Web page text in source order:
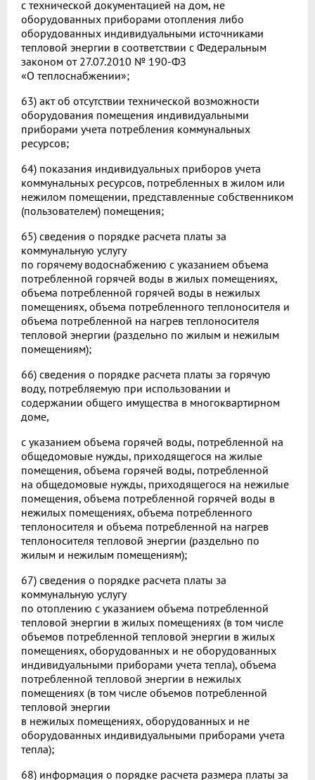
с технической документацией на дом, не
оборудованных приборами отопления либо
оборудованных индивидуальными источниками
тепловой энергии в соответствии с Федеральным
законом от 27.07.2010 № 190-ФЗ
«О теплоснабжении»;
63) акт об отсутствии технической возможности
оборудования помещения индивидуальными
приборами учета потребления коммунальных
ресурсов;
64) показания индивидуальных приборов учета
коммунальных ресурсов, потребленных в жилом или
нежилом помещении, представленные собственником
(пользователем) помещения;
65) сведения о порядке расчета платы за
коммунальную услугу
по горячему водоснабжению с указанием объема
потребленной горячей воды в жилых помещениях,
объема потребленной горячей воды в нежилых
помещениях, объема потребленного теплоносителя и
объема потребленной на нагрев теплоносителя
тепловой энергии (раздельно по жилым и нежилым
помещениям);
66) сведения о порядке расчета платы за горячую
воду, потребляемую при использовании и
содержании общего имущества в многоквартирном
доме,
с указанием объема горячей воды, потребленной на
общедомовые нужды, приходящегося на жилые
помещения, объема горячей воды, потребленной
на общедомовые нужды, приходящегося на нежилые
помещения, объема потребленной горячей воды в
нежилых помещениях, объема потребленного
теплоносителя и объема потребленной на нагрев
теплоносителя тепловой энергии (раздельно по
жилым и нежилым помещениям);
67) сведения о порядке расчета платы за
коммунальную услугу
по отоплению с указанием объема потребленной
тепловой энергии в жилых помещениях (в том числе
объемов потребленной тепловой энергии в жилых
помещениях, оборудованных и не оборудованных
индивидуальными приборами учета тепла), объема
потребленной тепловой энергии в нежилых
помещениях (в том числе объемов потребленной
тепловой энергии
в нежилых помещениях, оборудованных и не
оборудованных индивидуальными приборами учета
тепла);
68) информация о порядке расчета размера платы за